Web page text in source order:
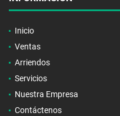
Inicio
Ventas
Arriendos
Servicios
Nuestra Empresa
Contáctenos